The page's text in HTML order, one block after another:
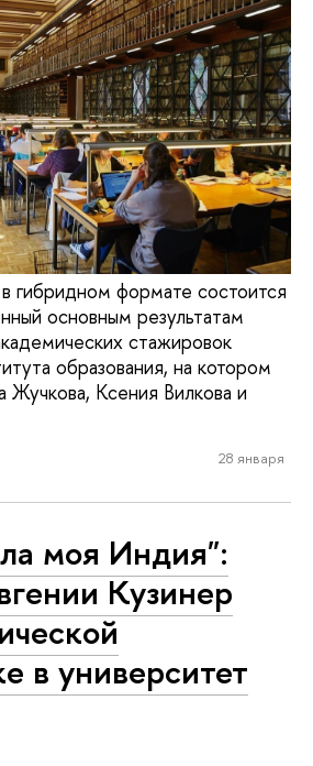
гибридном формате состоится
основным результатам
стажировок
образования, на котором
Жучкова, Ксения Вилкова и
28 января
моя Индия":
Кузинер
в университет